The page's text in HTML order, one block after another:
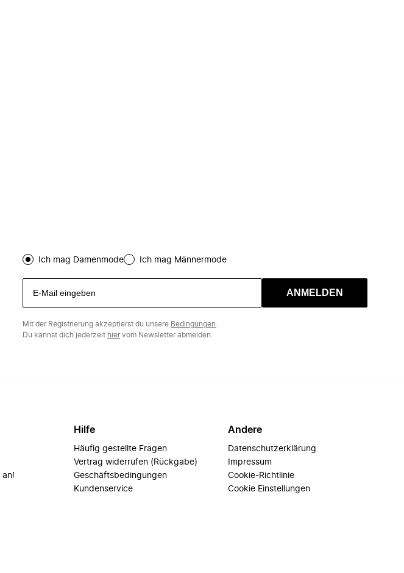
Ich mag Damenmode Ich mag Männermode
ANMELDEN
Mit der Registrierung akzeptierst du unsere Bedingungen
Du kannst dich jederzeit hiervom Newsletter abmelden.
an!
Hilfe
Häufig gestellte Fragen
Vertrag widerrufen (Rückgabe)
Geschäftsbedingungen
Kundenservice
Andere
Datenschutzerklärung
Impressum
Cookie-Richtlinie
Cookie Einstellungen